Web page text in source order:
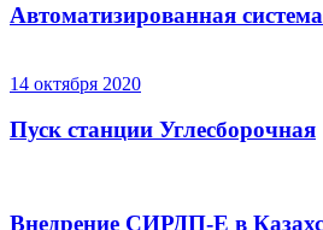
Автоматизированная
14 октября 2020
Пуск станции Углесборочная
Внедрение СИРДП-Е в